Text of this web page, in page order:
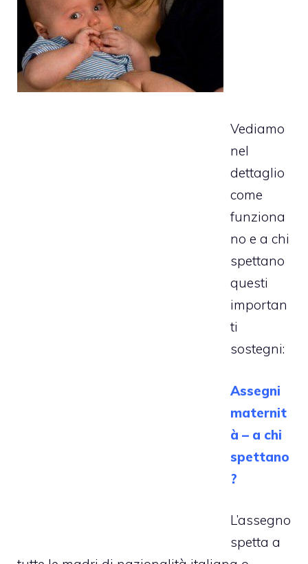
Vediamo
nel
dettaglio
come
funziona
no e a chi
spettano
questi
importan
ti
sostegni:
Assegni
maternit
à – a chi
spettano
?
L’assegno
spetta a